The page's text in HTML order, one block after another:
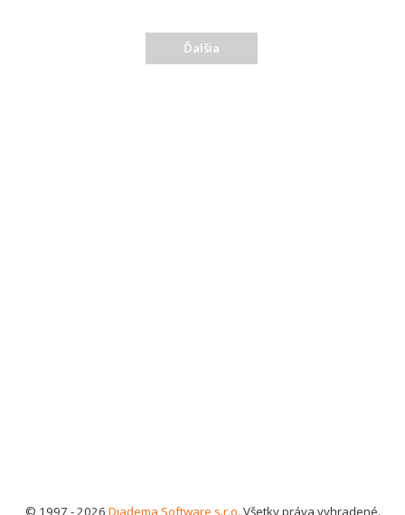
Ďalšia
© 1997 - 2026 Diadema Software s.r.o. Všetky práva vyhradené.